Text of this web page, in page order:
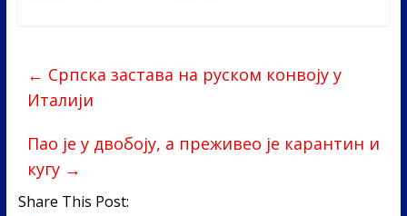
b
o
k
er e e
← Српска застава на руском конвоју у
Италији
Пао је у двобоју, а преживео је карантин и
кугу →
Share This Post: